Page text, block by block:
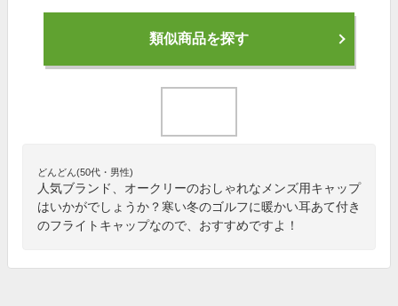
類似商品を探す
どんどん(50代・男性)
人気ブランド、オークリーのおしゃれなメンズ用キャップ
はいかがでしょうか？寒い冬のゴルフに暖かい耳あて付き
のフライトキャップなので、おすすめですよ！